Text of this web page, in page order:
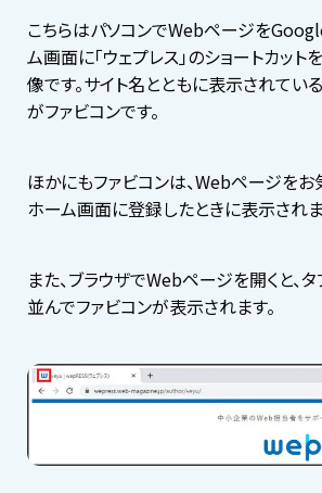
こちらはパソコンでWebページを
ム画面に「ウェプレス」のショートカッ
像です。サイト名とともに表示されてい
がファビコンです。
ほかにもファビコンは、Webページをお
ホーム画面に登録したときに表示されま
また、ブラウザでWebページを開くと、
並んでファビコンが表示されます。